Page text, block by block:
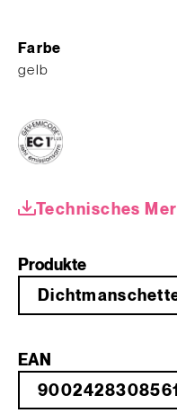
Farbe
gelb
Technisches
Produkte
EAN